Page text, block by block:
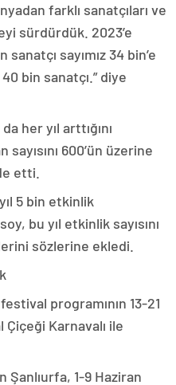
farklı sanatçıları ve
sürdürdük. 2023’e
sayımız 34 bin’e
bin sanatçı.” diye
her yıl arttığını
600’ün üzerine
etti.
5 bin etkinlik
bu yıl etkinlik sayısını
sözlerine ekledi.
programının 13-21
Çiçeği Karnavalı ile
Şanlıurfa, 1-9 Haziran